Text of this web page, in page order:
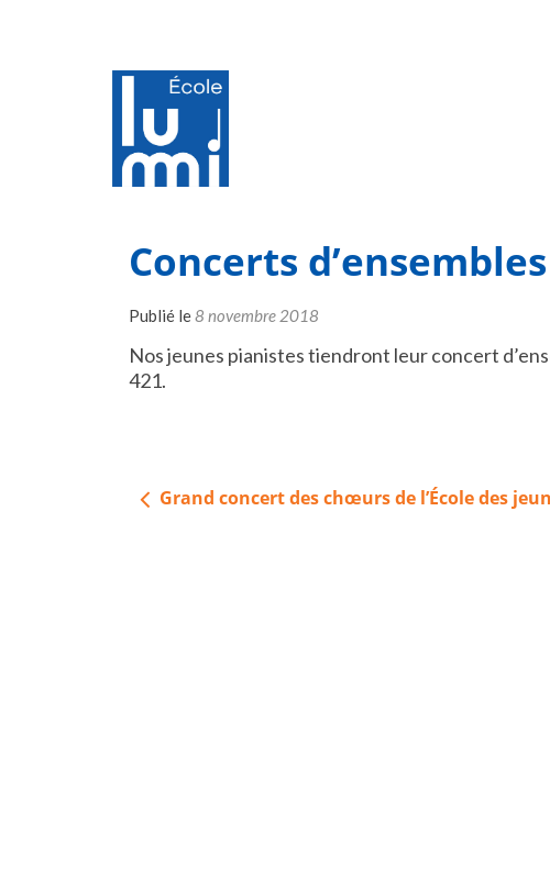
Concerts
Publié le8 novembre 2018
Nos jeunes pianistes tiendront leur concert
421.
Navigation
Grand concert des chœurs de l’École des